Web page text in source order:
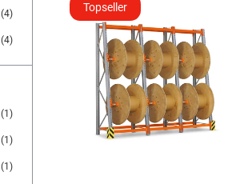
(4)
(4)
(1)
(1)
(1)
Topseller